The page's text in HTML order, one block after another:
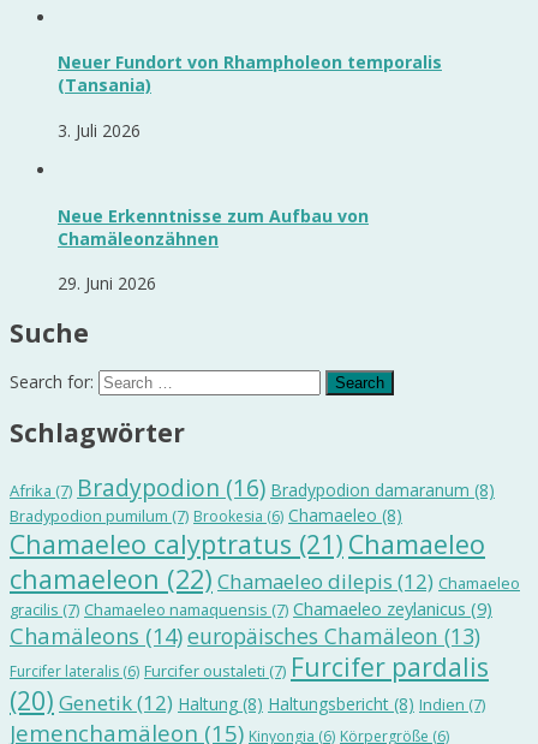
Neuer Fundort von Rhampholeon temporalis
(Tansania)
3. Juli 2026
Neue Erkenntnisse zum Aufbau von
Chamäleonzähnen
29. Juni 2026
Suche
Search for:
Schlagwörter
Afrika (7) Bradypodion (16) Bradypodion damaranum (8)
Bradypodion pumilum (7) Brookesia (6) Chamaeleo (8)
Chamaeleo calyptratus (21) Chamaeleo
chamaeleon (22) Chamaeleo dilepis (12) Chamaeleo
gracilis (7) Chamaeleo namaquensis (7) Chamaeleo zeylanicus (9)
Chamäleons (14)europäisches Chamäleon (13)
Furcifer lateralis (6) Furcifer oustaleti (7) Furcifer pardalis
(20) Genetik(12) Haltung (8) Haltungsbericht (8) Indien (7)
Jemenchamäleon (15) Kinyongia (6) Körpergröße (6)